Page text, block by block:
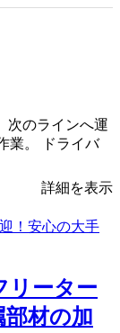
次のラインへ運
業。 ドライバ
詳細を表示
リーター
材の加